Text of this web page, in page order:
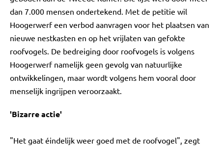
dan 7.000 mensen ondertekend. Met de petitie wil
Hoogerwerf een verbod aanvragen voor het plaatsen van
nieuwe nestkasten en op het vrijlaten van gefokte
roofvogels. De bedreiging door roofvogels is volgens
Hoogerwerf namelijk geen gevolg van natuurlijke
ontwikkelingen, maar wordt volgens hem vooral door
menselijk ingrijpen veroorzaakt.
'Bizarre actie'
"Het gaat éindelijk weer goed met de roofvogel", zegt